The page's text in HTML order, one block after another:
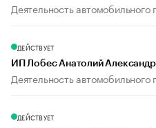
Деятельность автомобильного
ДЕЙСТВУЕТ
ИП Лобес Анатолий
Деятельность автомобильного
ДЕЙСТВУЕТ